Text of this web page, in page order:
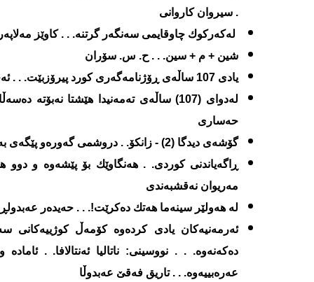
. سیروان كاروانی
له‌كه‌ركوك چاوقایمی سه‌نگه‌ر گرتنه‌. . . كاوێز
شین + م + سین. . . ح. س. سۆران
یادی 107 ساڵه‌ی ڕۆژنامه‌گه‌ری كورد پیرۆزبێت. . . ئه‌حمه‌د ده‌شتی
له‌دوای (107) ساڵه‌ی ته‌مه‌نیدا هێشتا نه‌بۆته‌
حه‌ساری
گۆشه‌ی دیدگا (2) - زانكۆ. . دروشمی گه‌وره‌و پێگه‌ی به‌تاڵ. . . ڕه‌گه‌ز ڕه‌شید
ڕاگه‌یاندنی كوردی. . هه‌نگاوێك بۆ پێشه‌وه‌ و دوو
مه‌ریوان نه‌قشبه‌ندی
له‌ هه‌ولێر سینه‌ما هه‌تك ده‌كرێت!. . . حه‌یده‌ر
ئه‌رمه‌نیه‌كان یادی كرده‌وه‌ كۆمه‌ڵ كوژییه‌كانی
ده‌كه‌نه‌وه‌. . . نووسینی: ناتالیا ئه‌نتالافا. .
عه‌ره‌بییه‌وه‌. . . تاریق فه‌قێ عه‌بدوڵا